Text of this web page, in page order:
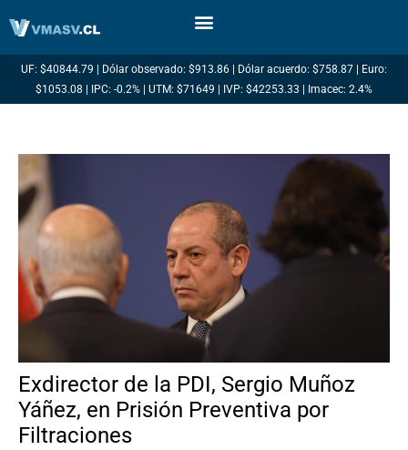
UF: $40844.79 | Dólar observado: $913.86 | Dólar acuerdo: $758.87 | Euro:
$1053.08 | IPC: -0.2% | UTM: $71649 | IVP: $42253.33 | Imacec: 2.4%
Exdirector de la PDI, Sergio Muñoz
Yáñez, en Prisión Preventiva por
Filtraciones